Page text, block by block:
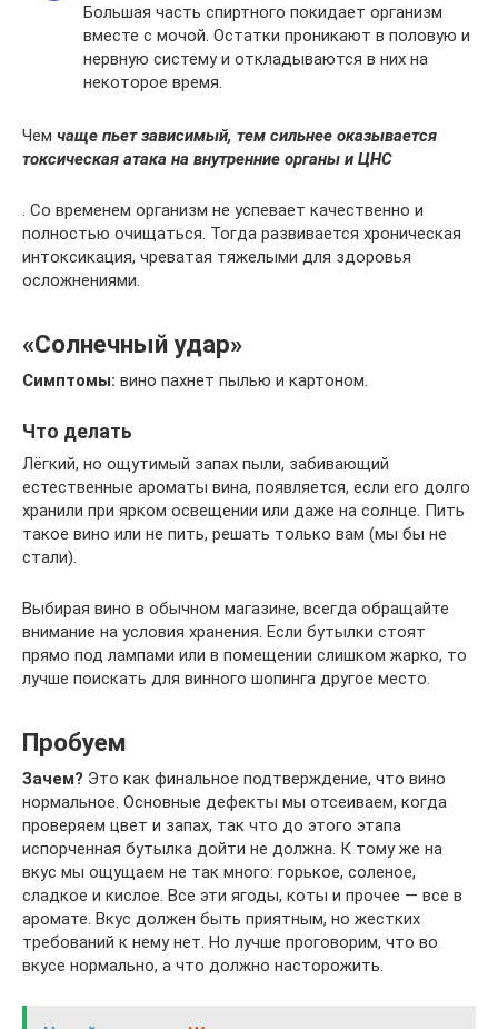
Большая часть спиртного покидает организм
вместе с мочой. Остатки проникают в половую и
нервную систему и откладываются в них на
некоторое время.
Чем чаще пьет зависимый, тем сильнее оказывается
токсическая атака на внутренние органы и ЦНС
. Со временем организм не успевает качественно и
полностью очищаться. Тогда развивается хроническая
интоксикация, чреватая тяжелыми для здоровья
осложнениями.
«Солнечный удар»
Симптомы: вино пахнет пылью и картоном.
Что делать
Лёгкий, но ощутимый запах пыли, забивающий
естественные ароматы вина, появляется, если его долго
хранили при ярком освещении или даже на солнце. Пить
такое вино или не пить, решать только вам (мы бы не
стали).
Выбирая вино в обычном магазине, всегда обращайте
внимание на условия хранения. Если бутылки стоят
прямо под лампами или в помещении слишком жарко, то
лучше поискать для винного шопинга другое место.
Пробуем
Зачем? Это как финальное подтверждение, что вино
нормальное. Основные дефекты мы отсеиваем, когда
проверяем цвет и запах, так что до этого этапа
испорченная бутылка дойти не должна. К тому же на
вкус мы ощущаем не так много: горькое, соленое,
сладкое и кислое. Все эти ягоды, коты и прочее — все в
аромате. Вкус должен быть приятным, но жестких
требований к нему нет. Но лучше проговорим, что во
вкусе нормально, а что должно насторожить.